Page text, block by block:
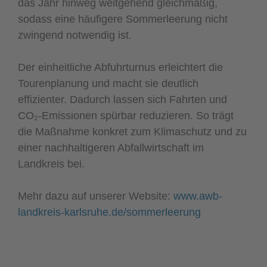
das Jahr hinweg weitgehend gleichmäßig,
sodass eine häufigere Sommerleerung nicht
zwingend notwendig ist.
Der einheitliche Abfuhrturnus erleichtert die
Tourenplanung und macht sie deutlich
effizienter. Dadurch lassen sich Fahrten und
CO₂-Emissionen spürbar reduzieren. So trägt
die Maßnahme konkret zum Klimaschutz und zu
einer nachhaltigeren Abfallwirtschaft im
Landkreis bei.
Mehr dazu auf unserer Website: www.awb-
landkreis-karlsruhe.de/sommerleerung